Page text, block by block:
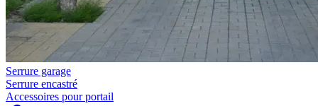
Serrure garage
Serrure encastré
Accessoires pour portail